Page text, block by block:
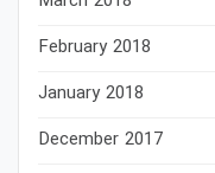
February 2018
January 2018
December 2017